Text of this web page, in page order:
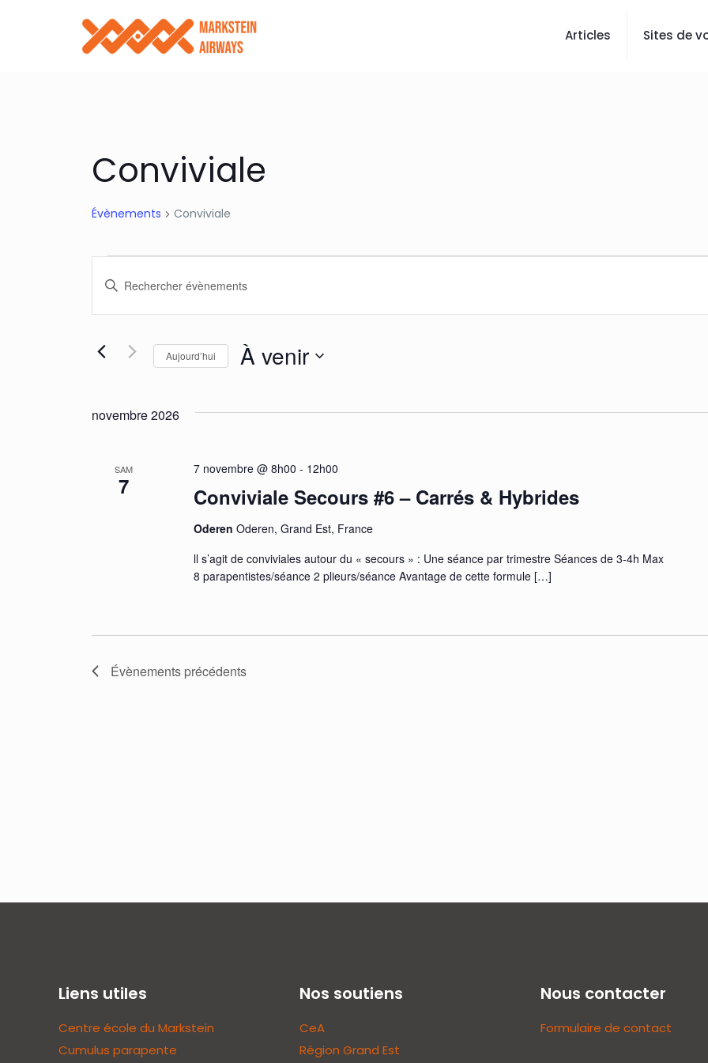
Articles Sites de
Conviviale
Évènements Conviviale
Évènements
Recherche
et
navigation
vues
Évènements
Saisir
Rechercher
Évènements
mot-
Aujourd’hui À venir
novembre 2026
SAM
7 Conviviale Secours #6 – Carrés & Hybrides
7 novembre @ 8h00 - 12h00
OderenOderen, Grand Est, France
ll s’agit de conviviales autour du « secours » : Une séance par trimestre Séances de 3-4h Max
8 parapentistes/séance 2 plieurs/séance Avantage de cette formule […]
Évènements précédents
Liens utiles
Centre école du Markstein
Cumulus parapente
Nos soutiens
CeA
Région Grand Est
Nous contacter
Formulaire de contact